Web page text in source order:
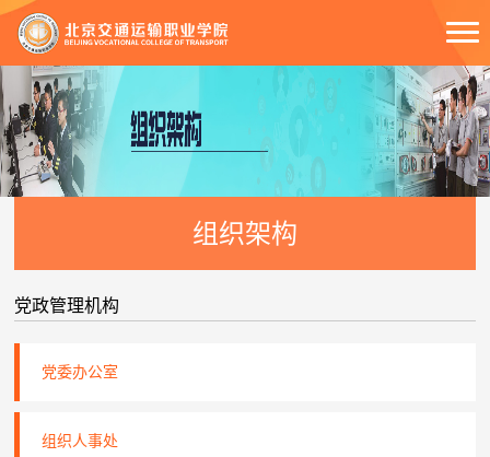
组织架构
党政管理机构
党委办公室
组织人事处